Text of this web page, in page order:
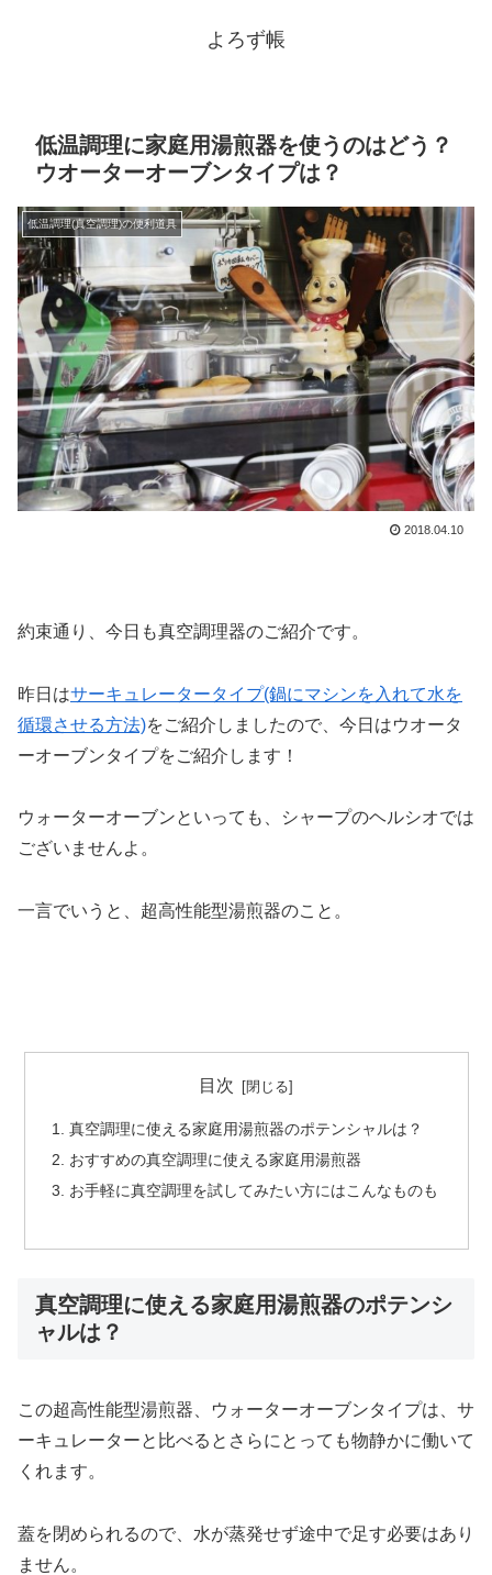
よろず帳
低温調理に家庭用湯煎器を使うのはどう？
ウオーターオーブンタイプは？
低温調理(真空調理)の便利道具
2018.04.10
約束通り、今日も真空調理器のご紹介です。
昨日はサーキュレータータイプ(鍋にマシンを入れて水を
循環させる方法)をご紹介しましたので、今日はウオータ
ーオーブンタイプをご紹介します！
ウォーターオーブンといっても、シャープのヘルシオでは
ございませんよ。
一言でいうと、超高性能型湯煎器のこと。
目次
真空調理に使える家庭用湯煎器のポテンシャルは？
おすすめの真空調理に使える家庭用湯煎器
お手軽に真空調理を試してみたい方にはこんなものも
真空調理に使える家庭用湯煎器のポテンシ
ャルは？
この超高性能型湯煎器、ウォーターオーブンタイプは、サ
ーキュレーターと比べるとさらにとっても物静かに働いて
くれます。
蓋を閉められるので、水が蒸発せず途中で足す必要はあり
ません。